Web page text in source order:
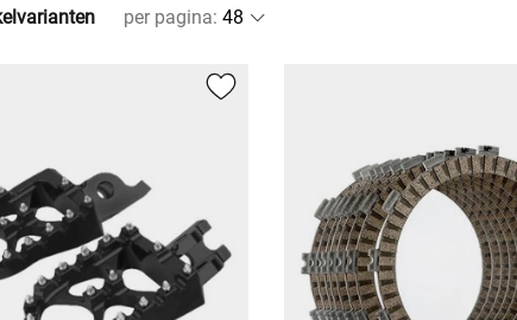
per pagina: